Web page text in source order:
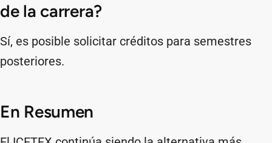
de la carrera?
Sí, es posible solicitar créditos para semestres
posteriores.
En Resumen